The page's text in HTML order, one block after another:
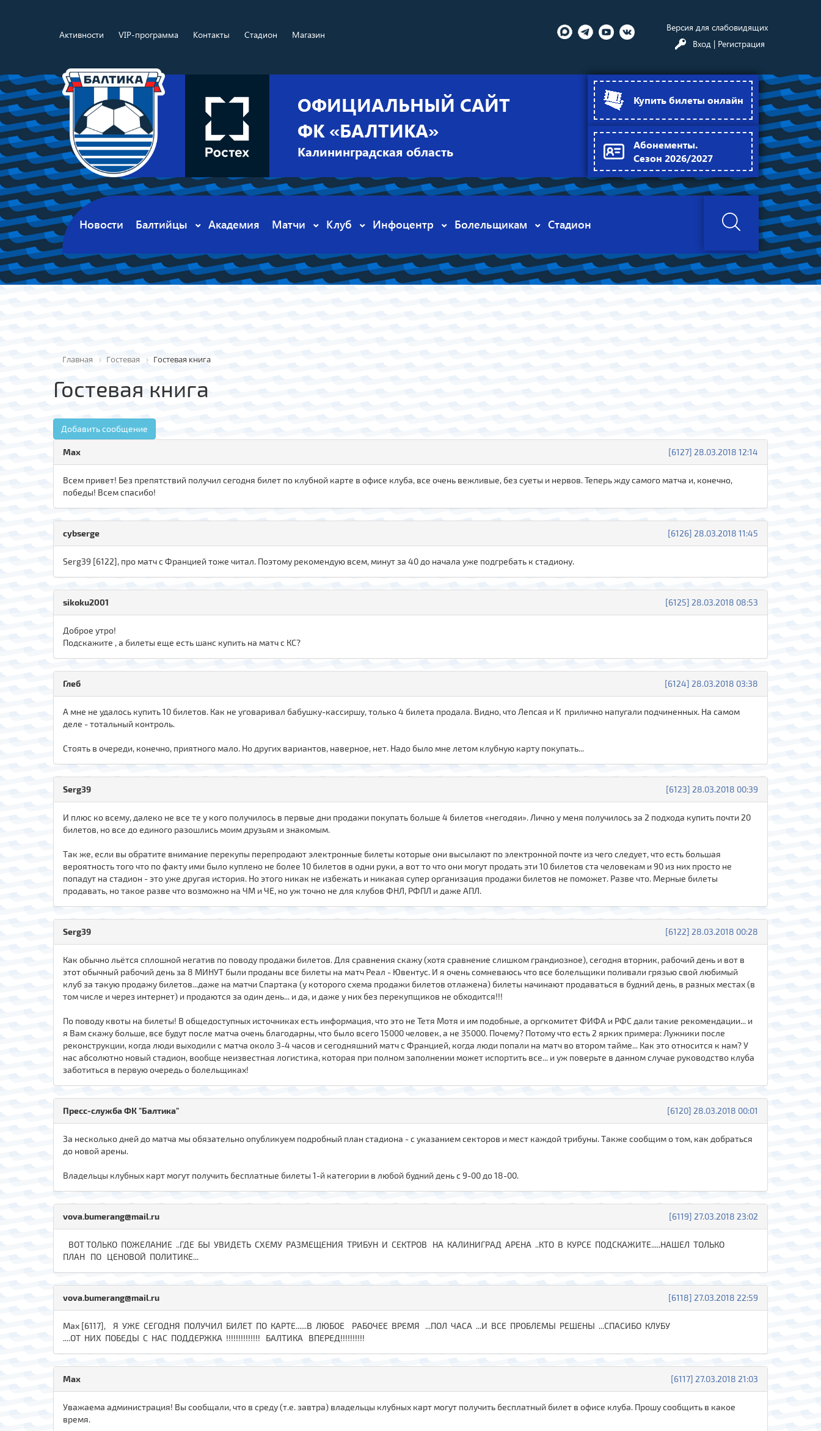
Активности VIP-программа Контакты Стадион Магазин
Версия для слабовидящих
Вход | Регистрация
ОФИЦИАЛЬНЫЙ САЙТ
ФК «БАЛТИКА»
Калининградская область
Купить билеты онлайн
Абонементы.
Сезон 2026/2027
Новости Балтийцы Академия Матчи Клуб Инфоцентр Болельщикам Стадион
Главная Гостевая Гостевая книга
Гостевая книга
Добавить сообщение
[6127] 28.03.2018 12:14
Max
Всем привет! Без препятствий получил сегодня билет по клубной карте в офисе клуба, все очень вежливые, без суеты и нервов. Теперь жду самого матча и, конечно,
победы! Всем спасибо!
[6126] 28.03.2018 11:45
cybserge
Serg39 [6122], про матч с Францией тоже читал. Поэтому рекомендую всем, минут за 40 до начала уже подгребать к стадиону.
[6125] 28.03.2018 08:53
sikoku2001
Доброе утро!
Подскажите , а билеты еще есть шанс купить на матч с КС?
[6124] 28.03.2018 03:38
Глеб
А мне не удалось купить 10 билетов. Как не уговаривал бабушку-кассиршу, только 4 билета продала. Видно, что Лепсая и К прилично напугали подчиненных. На самом
деле - тотальный контроль.
Стоять в очереди, конечно, приятного мало. Но других вариантов, наверное, нет. Надо было мне летом клубную карту покупать...
[6123] 28.03.2018 00:39
Serg39
И плюс ко всему, далеко не все те у кого получилось в первые дни продажи покупать больше 4 билетов «негодяи». Лично у меня получилось за 2 подхода купить почти 20
билетов, но все до единого разошлись моим друзьям и знакомым.
Так же, если вы обратите внимание перекупы перепродают электронные билеты которые они высылают по электронной почте из чего следует, что есть большая
вероятность того что по факту ими было куплено не более 10 билетов в одни руки, а вот то что они могут продать эти 10 билетов ста человекам и 90 из них просто не
попадут на стадион - это уже другая история. Но этого никак не избежать и никакая супер организация продажи билетов не поможет. Разве что. Мерные билеты
продавать, но такое разве что возможно на ЧМ и ЧЕ, но уж точно не для клубов ФНЛ, РФПЛ и даже АПЛ.
[6122] 28.03.2018 00:28
Serg39
Как обычно льётся сплошной негатив по поводу продажи билетов. Для сравнения скажу (хотя сравнение слишком грандиозное), сегодня вторник, рабочий день и вот в
этот обычный рабочий день за 8 МИНУТ были проданы все билеты на матч Реал - Ювентус. И я очень сомневаюсь что все болельщики поливали грязью свой любимый
клуб за такую продажу билетов...даже на матчи Спартака (у которого схема продажи билетов отлажена) билеты начинают продаваться в будний день, в разных местах (в
том числе и через интернет) и продаются за один день... и да, и даже у них без перекупщиков не обходится!!!
По поводу квоты на билеты! В общедоступных источниках есть информация, что это не Тетя Мотя и им подобные, а оргкомитет ФИФА и РФС дали такие рекомендации... и
я Вам скажу больше, все будут после матча очень благодарны, что было всего 15000 человек, а не 35000. Почему? Потому что есть 2 ярких примера: Лужники после
реконструкции, когда люди выходили с матча около 3-4 часов и сегодняшний матч с Францией, когда люди попали на матч во втором тайме... Как это относится к нам? У
нас абсолютно новый стадион, вообще неизвестная логистика, которая при полном заполнении может испортить все... и уж поверьте в данном случае руководство клуба
заботиться в первую очередь о болельщиках!
[6120] 28.03.2018 00:01
Пресс-служба ФК "Балтика"
За несколько дней до матча мы обязательно опубликуем подробный план стадиона - с указанием секторов и мест каждой трибуны. Также сообщим о том, как добраться
до новой арены.
Владельцы клубных карт могут получить бесплатные билеты 1-й категории в любой будний день с 9-00 до 18-00.
[6119] 27.03.2018 23:02
vova.bumerang@mail.ru
ВОТ ТОЛЬКО ПОЖЕЛАНИЕ ..ГДЕ БЫ УВИДЕТЬ СХЕМУ РАЗМЕЩЕНИЯ ТРИБУН И СЕКТРОВ НА КАЛИНИГРАД АРЕНА ..КТО В КУРСЕ ПОДСКАЖИТЕ.....НАШЕЛ ТОЛЬКО
ПЛАН ПО ЦЕНОВОЙ ПОЛИТИКЕ...
[6118] 27.03.2018 22:59
vova.bumerang@mail.ru
Max [6117], Я УЖЕ СЕГОДНЯ ПОЛУЧИЛ БИЛЕТ ПО КАРТЕ......В ЛЮБОЕ РАБОЧЕЕ ВРЕМЯ ...ПОЛ ЧАСА ...И ВСЕ ПРОБЛЕМЫ РЕШЕНЫ ...СПАСИБО КЛУБУ
....ОТ НИХ ПОБЕДЫ С НАС ПОДДЕРЖКА !!!!!!!!!!!!!! БАЛТИКА ВПЕРЕД!!!!!!!!!!
[6117] 27.03.2018 21:03
Max
Уважаема администрация! Вы сообщали, что в среду (т.е. завтра) владельцы клубных карт могут получить бесплатный билет в офисе клуба. Прошу сообщить в какое
время.